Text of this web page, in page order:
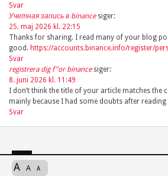
Svar
Учетная запись в binance siger:
25. maj 2026 kl. 22:15
Thanks for sharing. I read many of your blog
good. https://accounts.binance.info/register/
Svar
registrera dig f"or binance siger:
8. juni 2026 kl. 11:49
I don’t think the title of your article matches the
mainly because I had some doubts after reading
Svar
A A A